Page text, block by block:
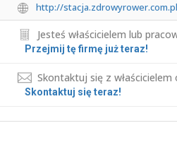
http://stacja.zdrowyrower.com.pl
Jesteś właścicielem lub
Przejmij tę firmę już teraz!
Skontaktuj się z
Skontaktuj się teraz!